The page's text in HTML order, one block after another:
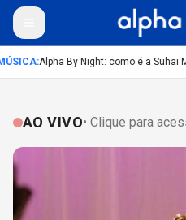
:Alpha By Night: como é a Suhai
AO VIVO• Clique para